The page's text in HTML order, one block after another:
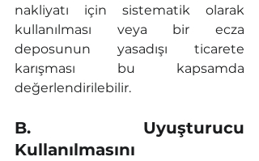
nakliyatı için sistematik olarak
kullanılması veya bir ecza
deposunun yasadışı ticarete
karışması bu kapsamda
değerlendirilebilir.
B. Uyuşturucu
Kullanılmasını